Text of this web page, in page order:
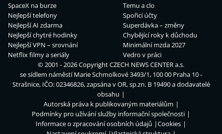
SpaceX na burze
Nejlepší telefony
Nejlepší AI zdarma
Nejlepší chytré hodinky
Nejlepší VPN – srovnání
Netflix filmy a seriály
Temu a clo
Spořicí účty
Superdávka – změny
Chybějící roky k důchodu
Minimální mzda 2027
Vedro v práci
© 2001 - 2026 CopyrightCZECH NEWS CENTER a.s.
se sídlem náměstí Marie Schmolkové 3493/1, 100 00 Praha 10 -
Strašnice, IČO: 02346826, zapsána v OR, sp.zn. B 19490 a dodavatelé
obsahu
Autorská práva k publikovaným materiálům
Podmínky pro užívání služby informační společnosti
Informace o zpracování osobních údajů
Cookies